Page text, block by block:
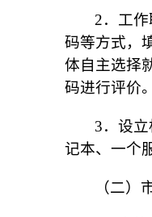
2．工
码等方式，
体自主选择
码进行评价
3．设
记本、一个
（二）